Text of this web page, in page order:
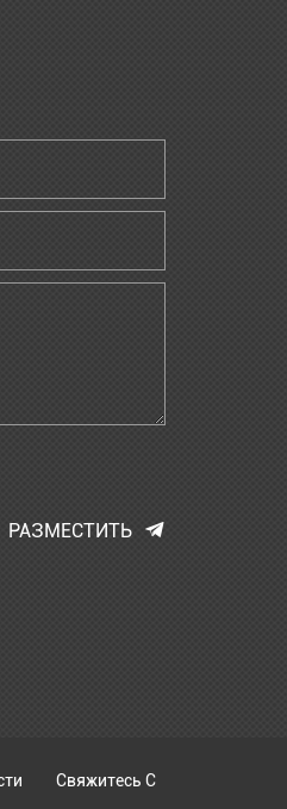
РАЗМЕСТИТЬ
Свяжитесь С